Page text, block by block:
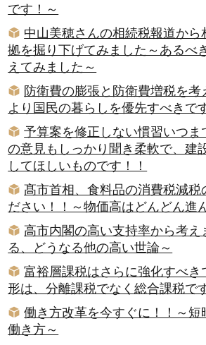
です！～
中山美穂さんの相続税報道から
拠を掘り下げてみました～あるべ
えてみました～
防衛費の膨張と防衛費増税を
より国民の暮らしを優先すべきで
予算案を修正しない慣習いつま
の意見もしっかり聞き柔軟で、建
してほしいものです！！
髙市首相、食料品の消費税減税
ださい！！～物価高はどんどん進
高市内閣の高い支持率から考え
る、どうなる他の高い世論～
富裕層課税はさらに強化すべき
形は、分離課税でなく総合課税で
働き方改革を今すぐに！！～短
働き方～